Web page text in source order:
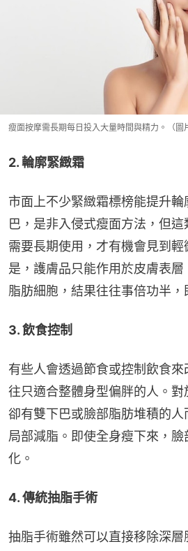
瘦面按摩需長期每日投入大量時間與精力。（圖
2. 輪廓緊緻霜
市面上不少緊緻霜標榜能提升
巴，是非入侵式瘦面方法，但
需要長期使用，才有機會見到
是，護膚品只能作用於皮膚表層
脂肪細胞，結果往往事倍功半，
3. 飲食控制
有些人會透過節食或控制飲食
往只適合整體身型偏胖的人。
卻有雙下巴或臉部脂肪堆積的
局部減脂。即使全身瘦下來，
化。
4. 傳統抽脂手術
抽脂手術雖然可以直接移除深